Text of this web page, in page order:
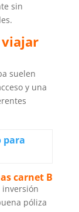
sin
suelen
y una
para
carnet B
inversión
póliza